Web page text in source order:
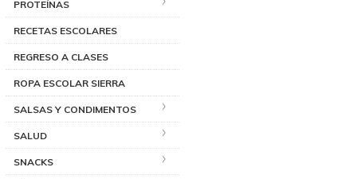
PROTEÍNAS
RECETAS ESCOLARES
REGRESO A CLASES
ROPA ESCOLAR SIERRA
SALSAS Y CONDIMENTOS
SALUD
SNACKS